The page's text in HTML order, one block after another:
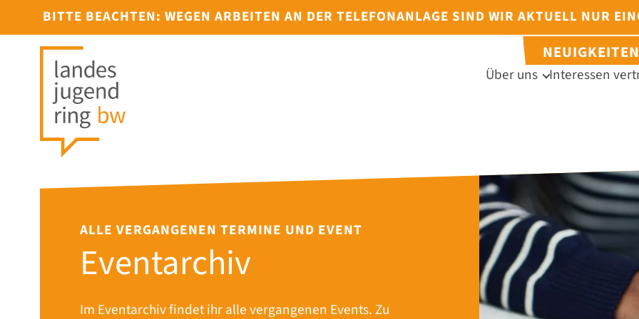
BITTE BEACHTEN: WEGEN ARBEITEN AN DER TELEFONANLAGE SIND WIR AKTUELL NUR
NEUIGKEITEN
Über uns Interessen
ALLE VERGANGENEN TERMINE UND EVENT
Eventarchiv
Im Eventarchiv findet ihr alle vergangenen Events. Zu